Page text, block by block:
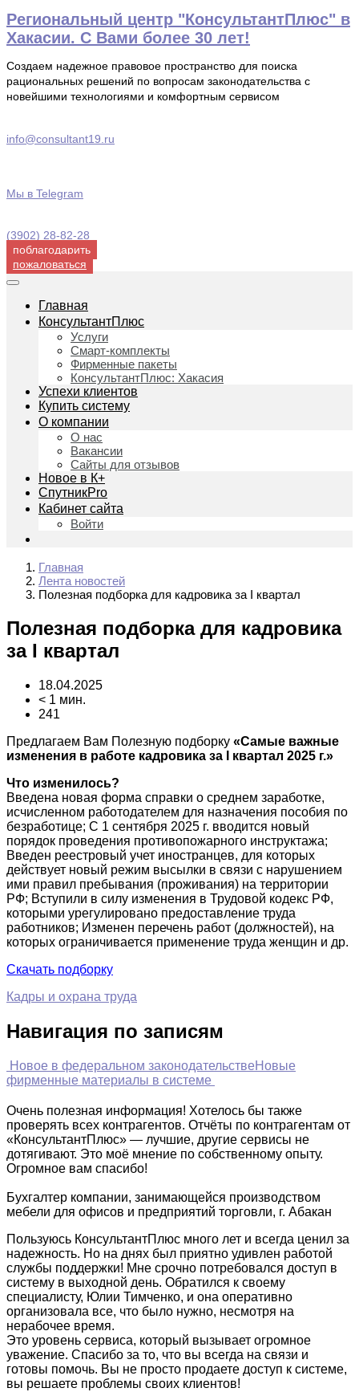
Перейти
к
содержимому
Региональный центр "КонсультантПлюс" в
Хакасии. С Вами более 30 лет!
Создаем надежное правовое пространство для поиска
рациональных решений по вопросам законодательства с
новейшими технологиями и комфортным сервисом
info@consultant19.ru
Мы в Telegram
(3902) 28-82-28
поблагодарить
пожаловаться
Главная
КонсультантПлюс
Услуги
Смарт-комплекты
Фирменные пакеты
КонсультантПлюс: Хакасия
Успехи клиентов
Купить систему
О компании
О нас
Вакансии
Сайты для отзывов
Новое в К+
СпутникPro
Кабинет сайта
Войти
Главная
Лента новостей
Полезная подборка для кадровика за I квартал
Полезная подборка для кадровика
за I квартал
18.04.2025
< 1 мин.
241
Предлагаем Вам Полезную подборку «Самые важные
изменения в работе кадровика за I квартал 2025 г.»
Что изменилось?
Введена новая форма справки о среднем заработке,
исчисленном работодателем для назначения пособия по
безработице; С 1 сентября 2025 г. вводится новый
порядок проведения противопожарного инструктажа;
Введен реестровый учет иностранцев, для которых
действует новый режим высылки в связи с нарушением
ими правил пребывания (проживания) на территории
РФ; Вступили в силу изменения в Трудовой кодекс РФ,
которыми урегулировано предоставление труда
работников; Изменен перечень работ (должностей), на
которых ограничивается применение труда женщин и др.
Скачать подборку
Кадры и охрана труда
Навигация по записям
Новое в федеральном законодательствеНовые
фирменные материалы в системе
Очень полезная информация! Хотелось бы также
проверять всех контрагентов. Отчёты по контрагентам от
«КонсультантПлюс» — лучшие, другие сервисы не
дотягивают. Это моё мнение по собственному опыту.
Огромное вам спасибо!
Бухгалтер компании, занимающейся производством
мебели для офисов и предприятий торговли, г. Абакан
Пользуюсь КонсультантПлюс много лет и всегда ценил за
надежность. Но на днях был приятно удивлен работой
службы поддержки! Мне срочно потребовался доступ в
систему в выходной день. Обратился к своему
специалисту, Юлии Тимченко, и она оперативно
организовала все, что было нужно, несмотря на
нерабочее время.
Это уровень сервиса, который вызывает огромное
уважение. Спасибо за то, что вы всегда на связи и
готовы помочь. Вы не просто продаете доступ к системе,
вы решаете проблемы своих клиентов!